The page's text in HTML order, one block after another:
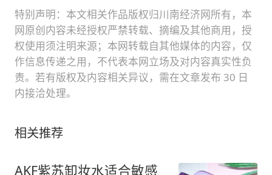
特别声明：本文相关作品版权归川南经济网所有，本
网原创内容未经授权严禁转载、摘编及其他商用，授
权使用须注明来源；本网转载自其他媒体的内容，仅
作信息传递之用，不代表本网立场及对内容真实性负
责。若有版权及内容相关异议，需在文章发布 30 日
内接洽处理。
相关推荐
AKF紫苏卸妆水适合敏感